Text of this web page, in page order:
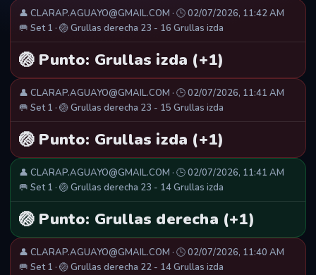
👤 CLARAP.AGUAYO@GMAIL.COM · 🕒 02/07/2026, 11:42 AM
🥅 Set 1 · 🏐 Grullas derecha 23 - 16 Grullas izda
🏐 Punto: Grullas izda (+1)
👤 CLARAP.AGUAYO@GMAIL.COM · 🕒 02/07/2026, 11:41 AM
🥅 Set 1 · 🏐 Grullas derecha 23 - 15 Grullas izda
🏐 Punto: Grullas izda (+1)
👤 CLARAP.AGUAYO@GMAIL.COM · 🕒 02/07/2026, 11:41 AM
🥅 Set 1 · 🏐 Grullas derecha 23 - 14 Grullas izda
🏐 Punto: Grullas derecha (+1)
👤 CLARAP.AGUAYO@GMAIL.COM · 🕒 02/07/2026, 11:40 AM
🥅 Set 1 · 🏐 Grullas derecha 22 - 14 Grullas izda